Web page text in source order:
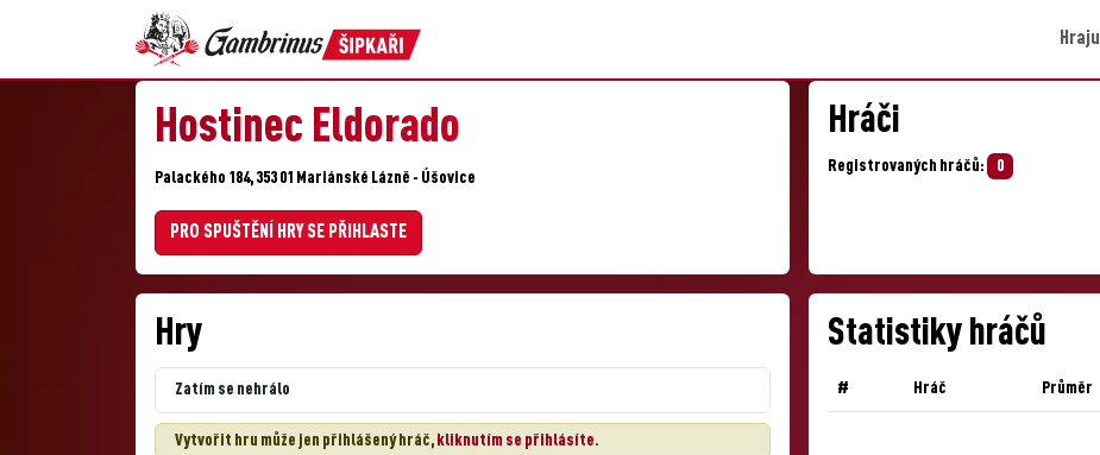
Hraju
Hostinec Eldorado
Palackého 184, 353 01 Mariánské Lázně - Úšovice
PRO SPUŠTĚNÍ HRY SE PŘIHLASTE
Hráči
Registrovaných hráčů: 0
Hry
Zatím se nehrálo
Vytvořit hru může jen přihlášený hráč, kliknutím se přihlásíte.
Statistiky hráčů
# Hráč Průměr